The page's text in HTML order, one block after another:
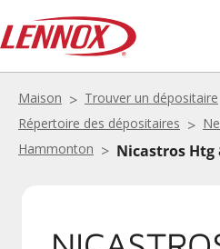
Maison
Trouver un dépositaire
Répertoire des dépositaires
Hammonton
Nicastros Htg